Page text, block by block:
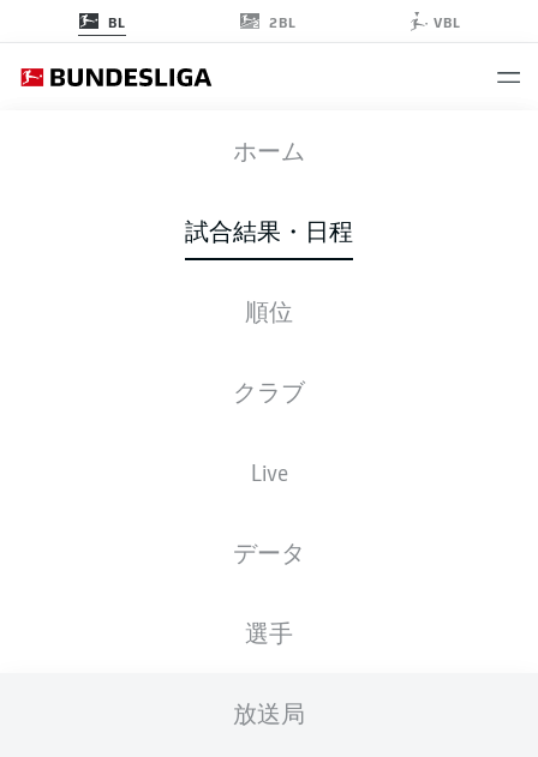
BL 2BL VBL
ホーム
試合結果・日程
順位
クラブ
Live
データ
選手
放送局
BMG SVW
4 1
スターティングメンバー